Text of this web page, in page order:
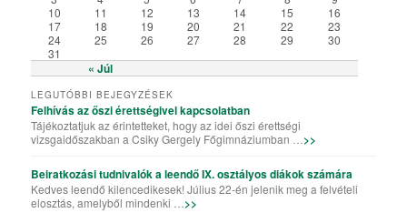
« Júl
10
11 12 13 14 15
16
17
18 19 20 21 22
23
24
25 26 27 28 29
30
31
LEGUTÓBBI BEJEGYZÉSEK
Felhívás az őszi érettségivel kapcsolatban
Tájékoztatjuk az érintetteket, hogy az idei őszi érettségi
vizsgaidőszakban a Csiky Gergely Főgimnáziumban …>>
Beiratkozási tudnivalók a leendő IX. osztályos diákok számára
Kedves leendő kilencedikesek! Július 22-én jelenik meg a felvételi
elosztás, amelyből mindenki …>>